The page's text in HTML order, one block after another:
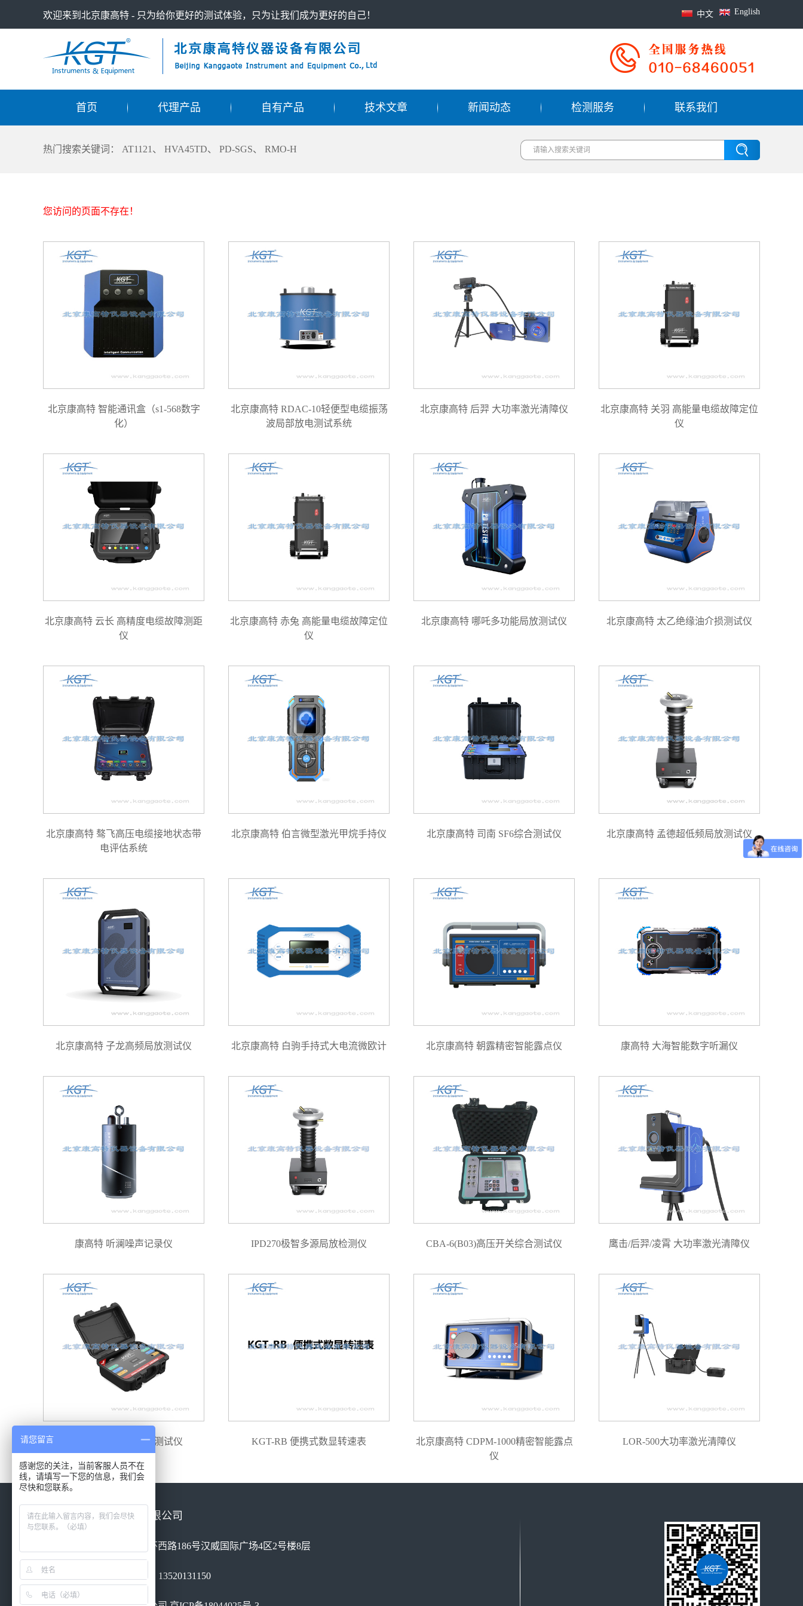
欢迎来到北京康高特 - 只为给你更好的测试体验，只为让我们成为更好的自己！ English
中文
首页 代理产品 自有产品 技术文章 新闻动态 检测服务 联系我们
热门搜索关键词： AT1121 、 HVA45TD、 PD-SGS、 RMO-H
您访问的页面不存在！
北京康高特 智能通讯盒（s1-568数字
化）
北京康高特 RDAC-10轻便型电缆振荡
波局部放电测试系统
北京康高特 后羿 大功率激光清障仪
北京康高特 关羽 高能量电缆故障定位
仪
北京康高特 云长 高精度电缆故障测距
仪
北京康高特 赤兔 高能量电缆故障定位
仪
北京康高特 哪吒多功能局放测试仪 北京康高特 太乙绝缘油介损测试仪
北京康高特 骜飞高压电缆接地状态带
电评估系统
北京康高特 伯言微型激光甲烷手持仪 北京康高特 司南 SF6综合测试仪 北京康高特 孟德超低频局放测试仪
北京康高特 子龙高频局放测试仪 北京康高特 白驹手持式大电流微欧计 北京康高特 朝露精密智能露点仪 康高特 大海智能数字听漏仪
康高特 听澜噪声记录仪 IPD270极智多源局放检测仪 CBA-6(B03)高压开关综合测试仪 鹰击/后羿/凌霄 大功率激光清障仪
RPD-H 高频电缆局放测试仪 KGT-RB 便携式数显转速表
北京康高特 CDPM-1000精密智能露点
仪
LOR-500大功率激光清障仪
北京康高特仪器设备有限公司
地址：北京市丰台区南四环西路186号汉威国际广场4区2号楼8层
电话：010-68460051 手机：13520131150
请您留言
感谢您的关注，当前客服人员不在
线，请填写一下您的信息，我们会
尽快和您联系。